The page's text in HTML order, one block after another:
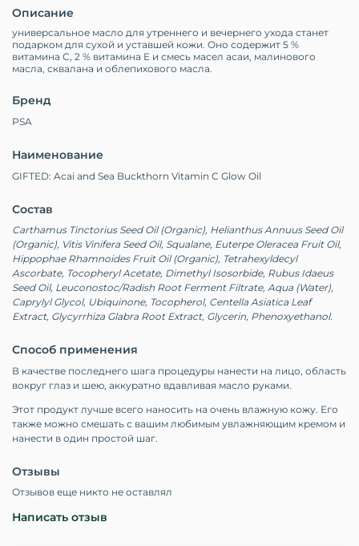
Описание
универсальное масло для утреннего и вечернего ухода станет
подарком для сухой и уставшей кожи. Оно содержит 5 %
витамина С, 2 % витамина Е и смесь масел асаи, малинового
масла, сквалана и облепихового масла.
Бренд
PSA
Наименование
GIFTED: Acai and Sea Buckthorn Vitamin C Glow Oil
Состав
Carthamus Tinctorius Seed Oil (Organic), Helianthus Annuus Seed Oil
(Organic), Vitis Vinifera Seed Oil, Squalane, Euterpe Oleracea Fruit Oil,
Hippophae Rhamnoides Fruit Oil (Organic), Tetrahexyldecyl
Ascorbate, Tocopheryl Acetate, Dimethyl Isosorbide, Rubus Idaeus
Seed Oil, Leuconostoc/Radish Root Ferment Filtrate, Aqua (Water),
Caprylyl Glycol, Ubiquinone, Tocopherol, Centella Asiatica Leaf
Extract, Glycyrrhiza Glabra Root Extract, Glycerin, Phenoxyethanol.
Способ применения
В качестве последнего шага процедуры нанести на лицо, область
вокруг глаз и шею, аккуратно вдавливая масло руками.
Этот продукт лучше всего наносить на очень влажную кожу. Его
также можно смешать с вашим любимым увлажняющим кремом и
нанести в один простой шаг.
Отзывы
Отзывов еще никто не оставлял
Написать отзыв